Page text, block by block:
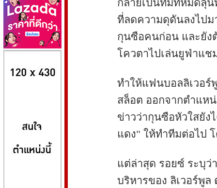
กลายเป็นทีมที่หมดลุ้
ที่ลดความดุดันลงไปม
กุนซือคนก่อน และยัง
โควตาไปเล่นยูฟ่าแช
ทำให้แฟนบอลลิเวอ
สล็อต ออกจากตำแห
ข่าวว่ากุนซือหัวใสยัง
แดง" ให้ทำทีมต่อไป
แต่ล่าสุด รอยซ์ ระบุว่
บริหารของ ลิเวอร์พู